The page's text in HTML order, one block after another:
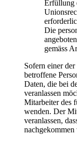
Erfüllung
Die
gemäss
Sofern einer
betroffene
Daten, die bei
veranlassen
Mitarbeiter des
wenden. Der
veranlassen,